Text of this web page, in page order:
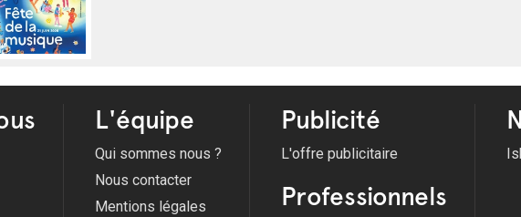
L'équipe
Qui sommes nous ?
Nous contacter
Mentions légales
Publicité
L'offre publicitaire
Professionnels